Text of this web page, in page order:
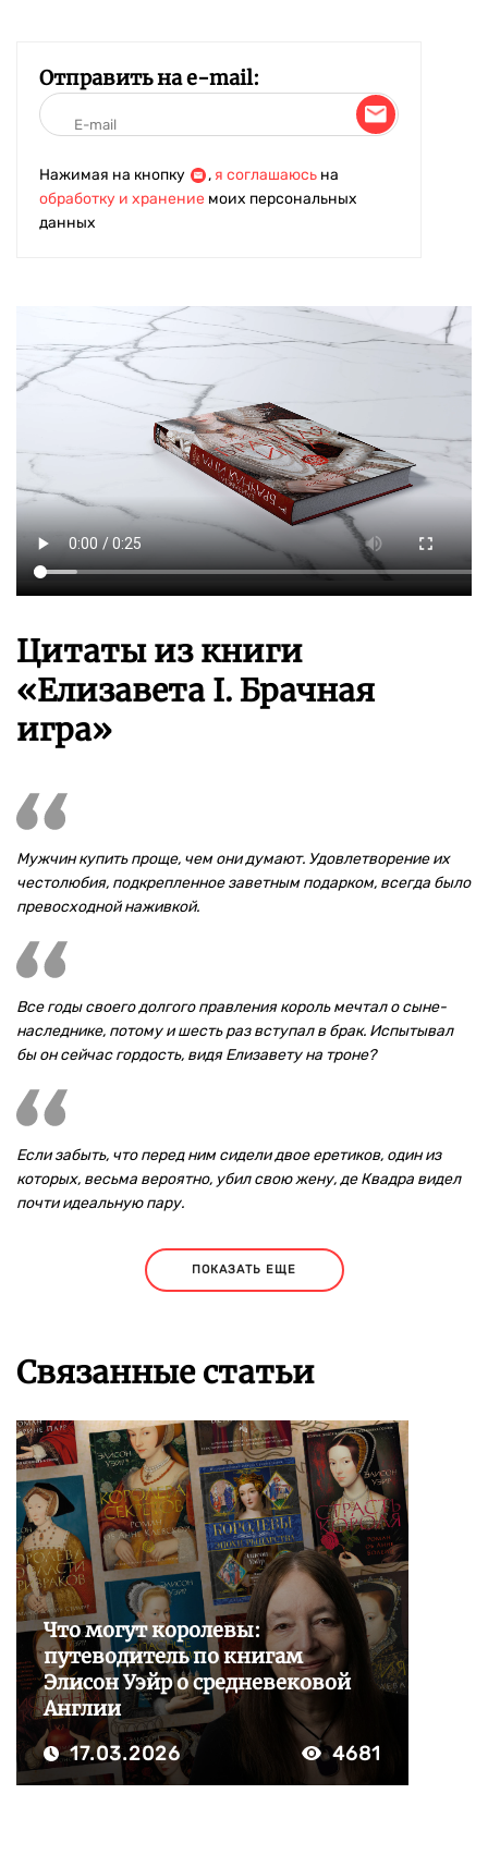
Отправить на e-mail:
Нажимая на кнопку , я соглашаюсь на
обработку и хранение моих персональных
данных
Цитаты из книги
«Елизавета I. Брачная
игра»
Мужчин купить проще, чем они думают. Удовлетворение их
честолюбия, подкрепленное заветным подарком, всегда было
превосходной наживкой.
Все годы своего долгого правления король мечтал о сыне-
наследнике, потому и шесть раз вступал в брак. Испытывал
бы он сейчас гордость, видя Елизавету на троне?
Если забыть, что перед ним сидели двое еретиков, один из
которых, весьма вероятно, убил свою жену, де Квадра видел
почти идеальную пару.
ПОКАЗАТЬ ЕЩЕ
Связанные статьи
Что могут королевы:
путеводитель по книгам
Элисон Уэйр о средневековой
Англии
17.03.2026 4681